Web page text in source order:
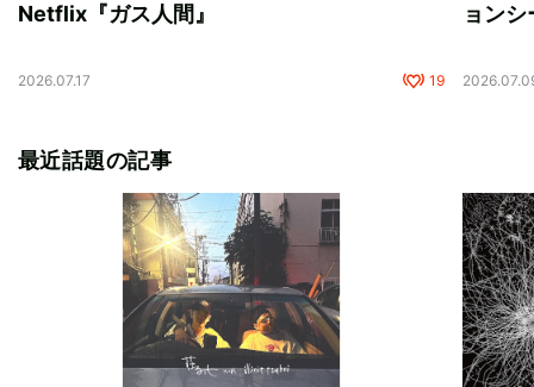
Netflix『ガス人間』
2026.07.17 19
ョン
最近話題の記事